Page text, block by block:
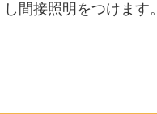
間接照明をつけます。